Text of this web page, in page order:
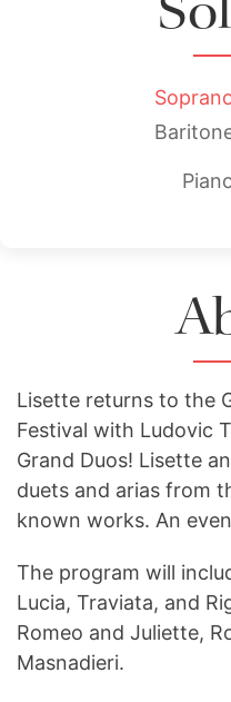
Lisette returns to the
Festival with Ludovic
Grand Duos! Lisette
duets and arias from
known works. An
The program will
Lucia, Traviata, and
Romeo and Juliette,
Masnadieri.